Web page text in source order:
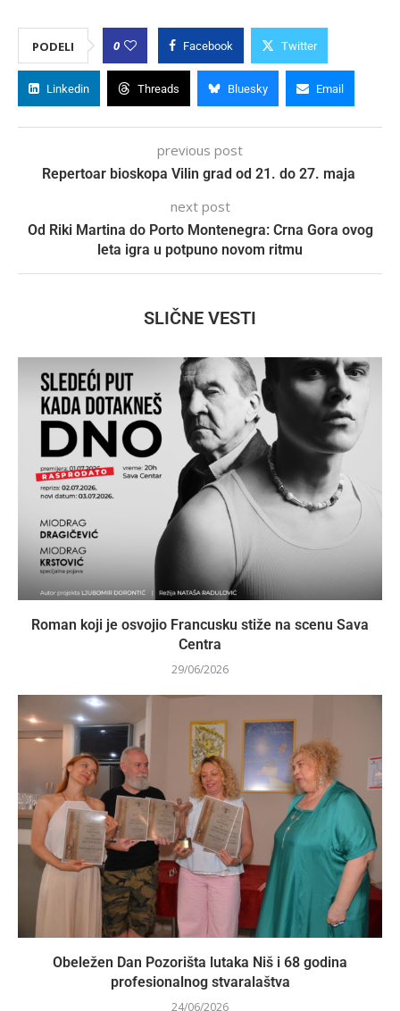
PODELI 0 Facebook Twitter
Linkedin Threads Bluesky Email
previous post
Repertoar bioskopa Vilin grad od 21. do 27. maja
next post
Od Riki Martina do Porto Montenegra: Crna Gora ovog
leta igra u potpuno novom ritmu
SLIČNE VESTI
Roman koji je osvojio Francusku stiže na scenu Sava
Centra
29/06/2026
Obeležen Dan Pozorišta lutaka Niš i 68 godina
profesionalnog stvaralaštva
24/06/2026